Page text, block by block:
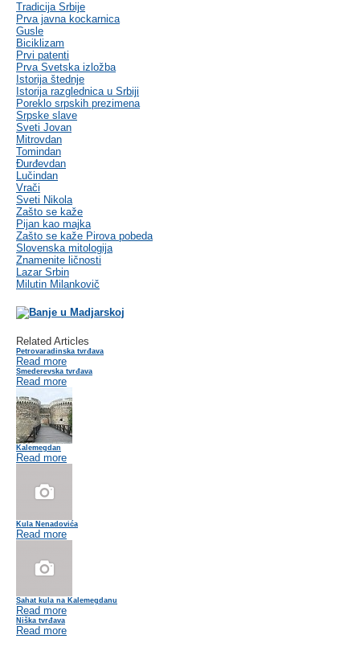
Tradicija Srbije
Prva javna kockarnica
Gusle
Biciklizam
Prvi patenti
Prva Svetska izložba
Istorija štednje
Istorija razglednica u Srbiji
Poreklo srpskih prezimena
Srpske slave
Sveti Jovan
Mitrovdan
Tomindan
Đurđevdan
Lučindan
Vrači
Sveti Nikola
Zašto se kaže
Pijan kao majka
Zašto se kaže Pirova pobeda
Slovenska mitologija
Znamenite ličnosti
Lazar Srbin
Milutin Milankovič
Related Articles
Petrovaradinska tvrđava
Read more
Smederevska tvrđava
Read more
Kalemegdan
Read more
Kula Nenadovića
Read more
Sahat kula na Kalemegdanu
Read more
Niška tvrđava
Read more